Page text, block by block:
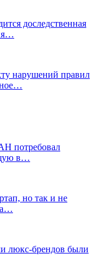
доследственная
нарушений правил
потребовал
в…
но так и не
люкс-брендов были